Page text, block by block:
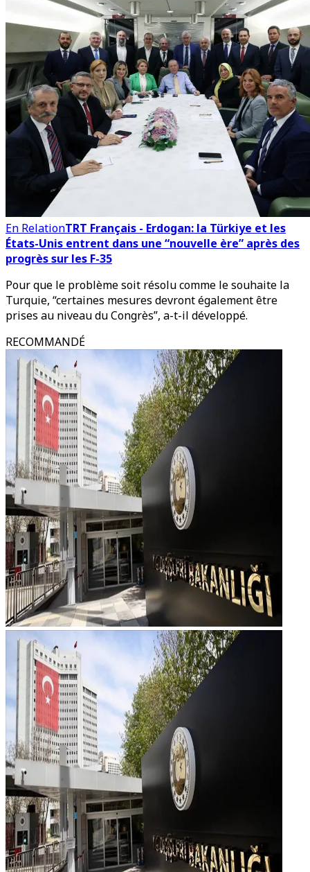
En RelationTRT Français - Erdogan: la Türkiye et les
États-Unis entrent dans une “nouvelle ère” après des
progrès sur les F-35
Pour que le problème soit résolu comme le souhaite la
Turquie, “certaines mesures devront également être
prises au niveau du Congrès”, a-t-il développé.
RECOMMANDÉ